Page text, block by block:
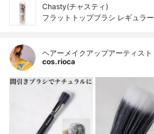
Chasty(チャスティ)
フラットトップブラシ レギュラー
ヘアーメイクアップアーティスト
cos.rioca